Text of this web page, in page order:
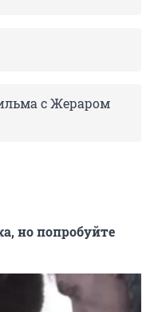
с Жераром
но попробуйте